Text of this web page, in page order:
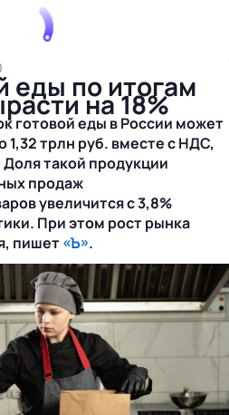
еды по итогам
на 18%
готовой еды в России может
1,32 трлн руб. вместе с НДС,
такой продукции
продаж
увеличится с 3,8%
При этом рост рынка
пишет«Ъ».